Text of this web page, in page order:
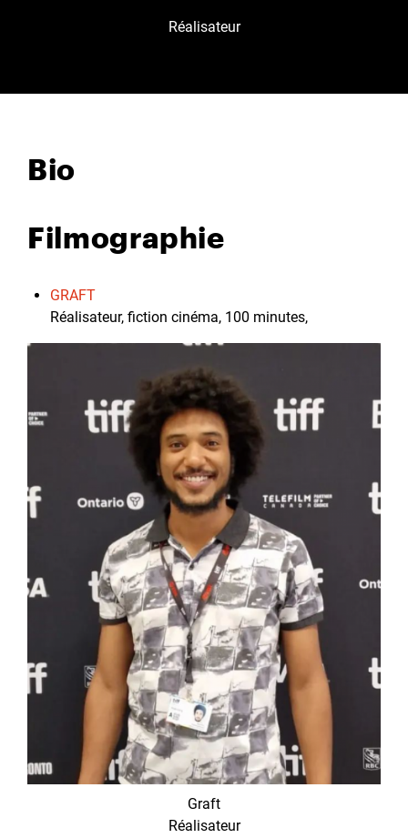
Réalisateur
Bio
Filmographie
GRAFT
Réalisateur, fiction cinéma, 100 minutes,
Graft
Réalisateur